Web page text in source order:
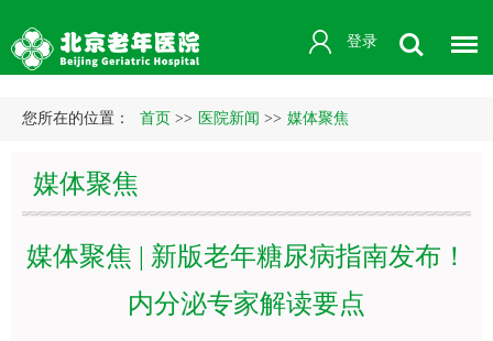
登录
您所在的位置： 首页 >> 医院新闻 >> 媒体聚焦
媒体聚焦
媒体聚焦 | 新版老年糖尿病指南发布！
内分泌专家解读要点